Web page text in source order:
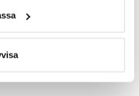
uppgifter
ditt samtycke när som
av våra kunder